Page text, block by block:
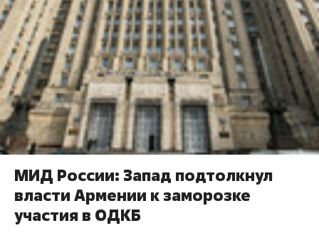
МИД России: Запад подтолкнул
власти Армении к заморозке
участия в ОДКБ